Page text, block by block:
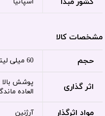
مشخصات کالا
حجم 60 میلی لیتر
اثر گذاری
پوشش بالا
العاده
مواد اثرگذار آرژنین